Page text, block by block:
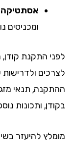
אסתטיקה:
ומכניסים
התקנת קודן,
ולדרישות
תנאי מזג
ותכונות
להיעזר